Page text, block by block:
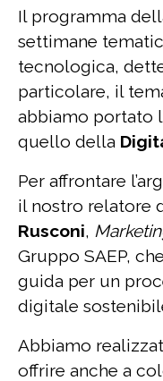
Il programma
settimane
tecnologica,
particolare, il
abbiamo portato
quello della
Per affrontare
il nostro relatore
Rusconi,
Gruppo SAEP,
guida per un
digitale
Abbiamo
offrire anche a